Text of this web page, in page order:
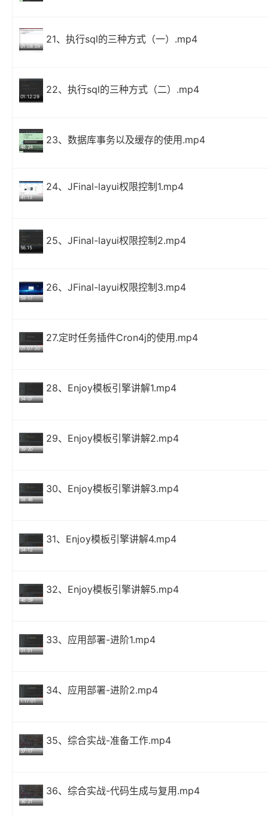
01:08:39
21、执行sql的三种方式（一）.mp4
01:12:29
22、执行sql的三种方式（二）.mp4
48.24
23、数据库事务以及缓存的使用.mp4
41:13
24、JFinal-layui权限控制1.mp4
56.15
25、JFinal-layui权限控制2.mp4
59:17
26、JFinal-layui权限控制3.mp4
01:07:30
27.定时任务插件Cron4j的使用.mp4
34:07
28、Enjoy模板引擎讲解1.mp4
39:20
29、Enjoy模板引擎讲解2.mp4
58:48
30、Enjoy模板引擎讲解3.mp4
34:12
31、Enjoy模板引擎讲解4.mp4
46:09
32、Enjoy模板引擎讲解5.mp4
51:31
33、应用部署-进阶1.mp4
1:17:01
34、应用部署-进阶2.mp4
37:17
35、综合实战-准备工作.mp4
36:21
36、综合实战-代码生成与复用.mp4